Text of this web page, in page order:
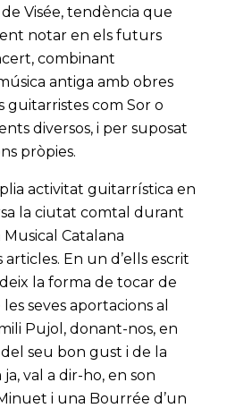
Visée, tendència que
notar en els futurs
combinant
antiga amb obres
guitarristes com Sor o
diversos, i per suposat
pròpies.
activitat guitarrística en
la ciutat comtal durant
Musical Catalana
En un d’ells escrit
la forma de tocar de
seves aportacions al
Pujol, donant-nos, en
seu bon gust i de la
val a dir-ho, en son
i una Bourrée d’un